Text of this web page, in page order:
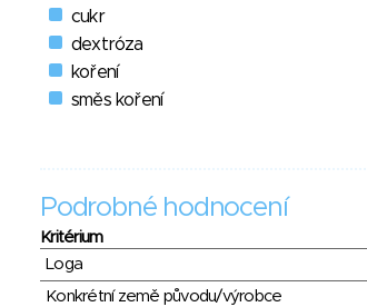
cukr
dextróza
koření
směs koření
Podrobné hodnocení
Kritérium
Loga
Konkrétní země původu/výrobce